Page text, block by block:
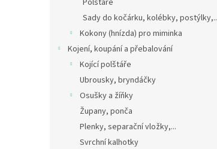
Polštáře
Sady do kočárku, kolébky, postýlky,..
Kokony (hnízda) pro miminka
Kojení, koupání a přebalování
Kojící polštáře
Ubrousky, bryndáčky
Osušky a žíňky
Župany, ponča
Plenky, separační vložky,...
Svrchní kalhotky